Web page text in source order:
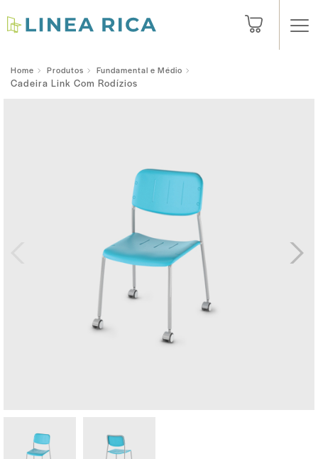
Home Produtos Fundamental e Médio
Cadeira Link Com Rodízios